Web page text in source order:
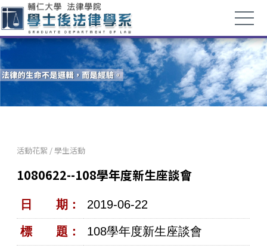
活動花絮 /學生活動
1080622--108學年度新生座談會
日 期： 2019-06-22
標 題： 108學年度新生座談會